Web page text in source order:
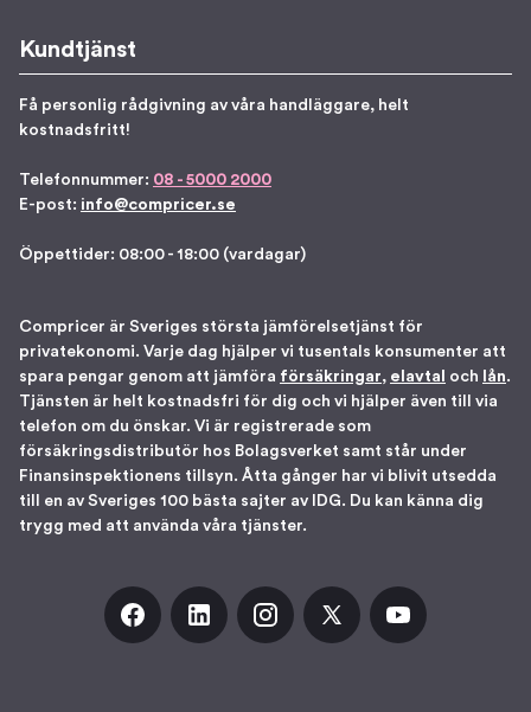
Kundtjänst
Få personlig rådgivning av våra handläggare, helt
kostnadsfritt!
Telefonnummer: 08 - 5000 2000
E-post: info@compricer.se
Öppettider: 08:00 - 18:00 (vardagar)
Compricer är Sveriges största jämförelsetjänst för
privatekonomi. Varje dag hjälper vi tusentals konsumenter att
spara pengar genom att jämföra försäkringar, elavtal och lån.
Tjänsten är helt kostnadsfri för dig och vi hjälper även till via
telefon om du önskar. Vi är registrerade som
försäkringsdistributör hos Bolagsverket samt står under
Finansinspektionens tillsyn. Åtta gånger har vi blivit utsedda
till en av Sveriges 100 bästa sajter av IDG. Du kan känna dig
trygg med att använda våra tjänster.